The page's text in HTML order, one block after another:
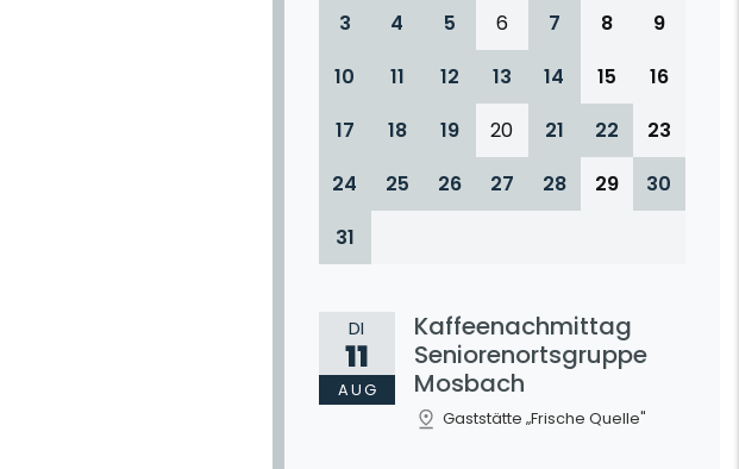
3
4 5 6 7 8
9
10
11 12 13 14 15
16
17
18 19 20 21 22
23
24
25 26 27 28 29
30
31
DI
11
AUG
Kaffeenachmittag
Seniorenortsgruppe
Mosbach
Gaststätte „Frische Quelle"